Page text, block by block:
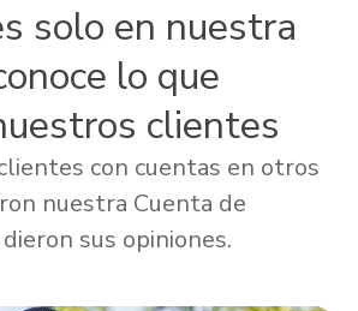
solo en nuestra
lo que
clientes
con cuentas en otros
nuestra Cuenta de
sus opiniones.